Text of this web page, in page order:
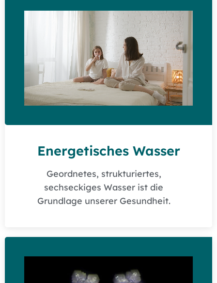
Energetisches Wasser
Geordnetes, strukturiertes,
sechseckiges Wasser ist die
Grundlage unserer Gesundheit.